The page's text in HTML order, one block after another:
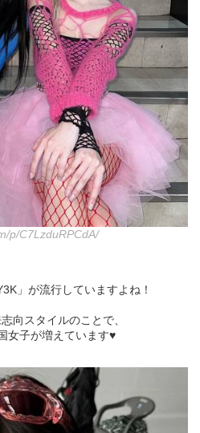
p/C7LzduRPCdA/
」が流行していますよね！
向スタイルのことで、
女子が増えています♥